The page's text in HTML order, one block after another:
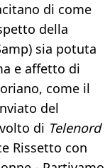
di come
della
sia potuta
e affetto di
come il
del
di Telenord
Rissetto con